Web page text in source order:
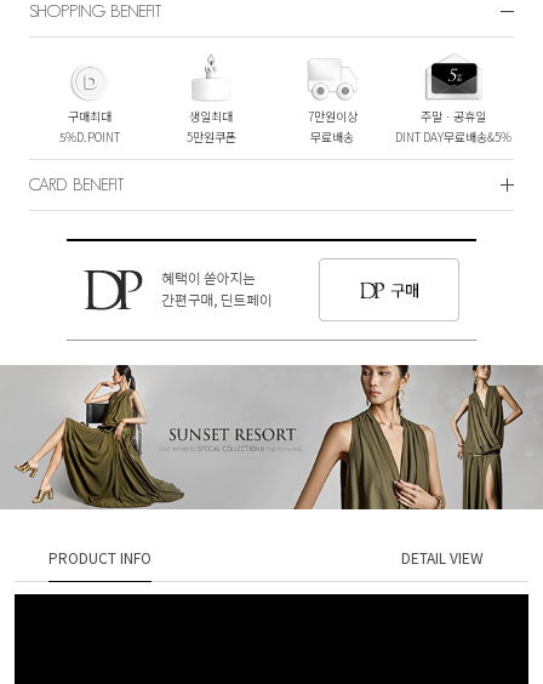
SHOPPING BENEFIT
구매최대
5%D.POINT
생일최대
5만원쿠폰
7만원이상
무료배송
주말ㆍ공휴일
DINT DAY무료배송&5%
CARD BENEFIT
PRODUCT INFO DETAIL VIEW